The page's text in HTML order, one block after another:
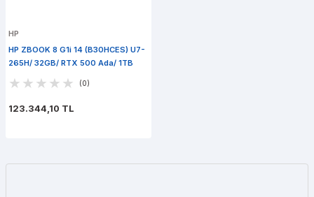
HP
HP ZBOOK 8 G1i 14 (B30HCES) U7-
265H/ 32GB/ RTX 500 Ada/ 1TB
(0)
123.344,10 TL